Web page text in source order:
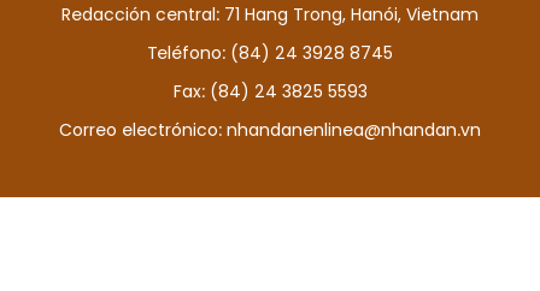
Redacción central: 71 Hang Trong, Hanói, Vietnam
Teléfono: (84) 24 3928 8745
Fax: (84) 24 3825 5593
Correo electrónico: nhandanenlinea@nhandan.vn